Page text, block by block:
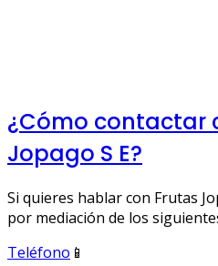
¿Cómo contactar
Jopago S E?
Si quieres hablar con Frutas
por mediación de los
Teléfono 📱